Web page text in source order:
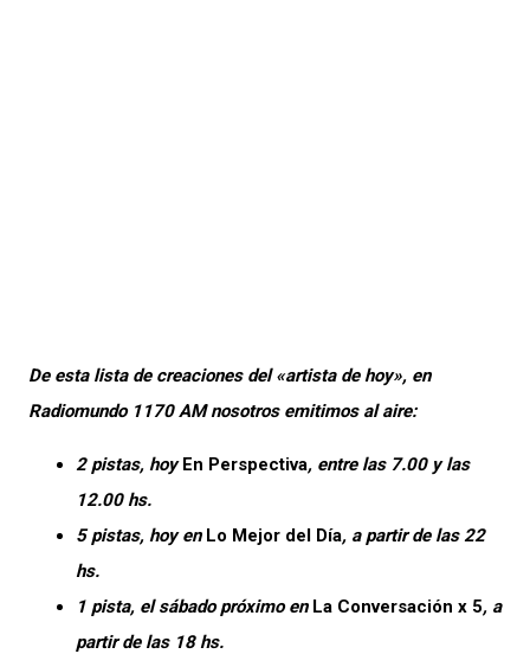
De esta lista de creaciones del «artista de hoy», en
Radiomundo 1170 AM nosotros emitimos al aire:
2 pistas, hoyEn Perspectiva, entre las 7.00 y las
12.00 hs.
5 pistas, hoy en Lo Mejor del Día, a partir de las 22
hs.
1 pista, el sábado próximo en La Conversación x 5, a
partir de las 18 hs.